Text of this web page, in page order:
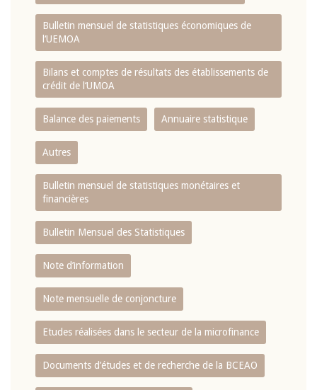
Bulletin mensuel de statistiques économiques de
l‘UEMOA
Bilans et comptes de résultats des établissements de
crédit de l‘UMOA
Balance des paiements Annuaire statistique
Autres
Bulletin mensuel de statistiques monétaires et
financières
Bulletin Mensuel des Statistiques
Note d’information
Note mensuelle de conjoncture
Etudes réalisées dans le secteur de la microfinance
Documents d’études et de recherche de la BCEAO